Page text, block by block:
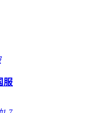
服